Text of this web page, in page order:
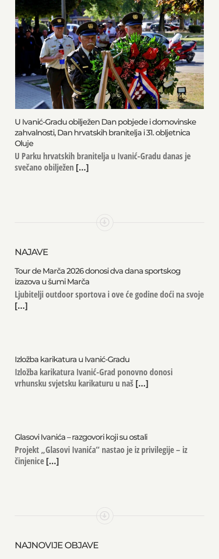
U Ivanić-Gradu obilježen Dan pobjede i domovinske
zahvalnosti, Dan hrvatskih branitelja i 31. obljetnica
Oluje
U Parku hrvatskih branitelja u Ivanić-Gradu danas je
svečano obilježen [...]
NAJAVE
Tour de Marča 2026 donosi dva dana sportskog
izazova u šumi Marča
Ljubitelji outdoor sportova i ove će godine doći na svoje
[...]
Izložba karikatura u Ivanić-Gradu
Izložba karikatura Ivanić-Grad ponovno donosi
vrhunsku svjetsku karikaturu u naš [...]
Glasovi Ivanića – razgovori koji su ostali
Projekt „Glasovi Ivanića“ nastao je iz privilegije – iz
činjenice [...]
NAJNOVIJE OBJAVE